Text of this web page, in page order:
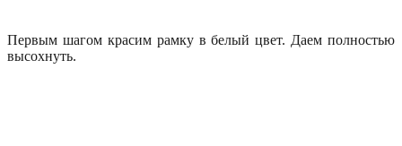
Первым шагом красим рамку в белый цвет. Даем полностью
высохнуть.